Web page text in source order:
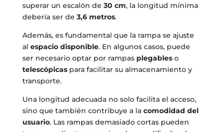
superar un escalón de 30 cm, la longitud mínima
debería ser de 3,6 metros.
Además, es fundamental que la rampa se ajuste
al espacio disponible. En algunos casos, puede
ser necesario optar por rampas plegableso
telescópicaspara facilitar su almacenamiento y
transporte.
Una longitud adecuada no solo facilita el acceso,
sino que también contribuye a la comodidad del
usuario. Las rampas demasiado cortas pueden